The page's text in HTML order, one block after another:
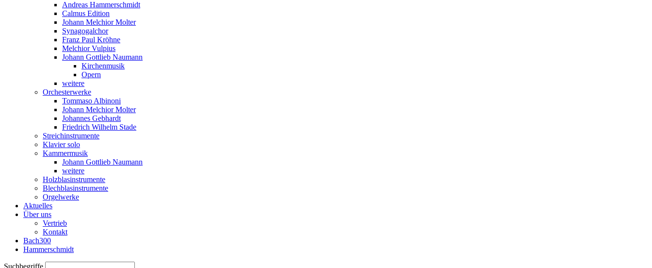
Andreas Hammerschmidt
Calmus Edition
Johann Melchior Molter
Synagogalchor
Franz Paul Kröhne
Melchior Vulpius
Johann Gottlieb Naumann
Kirchenmusik
Opern
weitere
Orchesterwerke
Tommaso Albinoni
Johann Melchior Molter
Johannes Gebhardt
Friedrich Wilhelm Stade
Streichinstrumente
Klavier solo
Kammermusik
Johann Gottlieb Naumann
weitere
Holzblasinstrumente
Blechblasinstrumente
Orgelwerke
Aktuelles
Über uns
Vertrieb
Kontakt
Bach300
Hammerschmidt
Suchbegriffe